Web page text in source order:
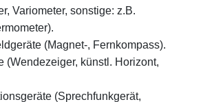
Variometer, sonstige: z.B.
(Magnet-, Fernkompass).
(Wendezeiger, künstl. Horizont,
(Sprechfunkgerät,